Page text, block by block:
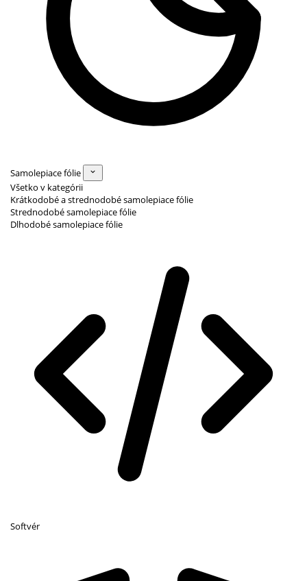
Samolepiace fólie
Všetko v kategórii
Krátkodobé a strednodobé samolepiace fólie
Strednodobé samolepiace fólie
Dlhodobé samolepiace fólie
Softvér